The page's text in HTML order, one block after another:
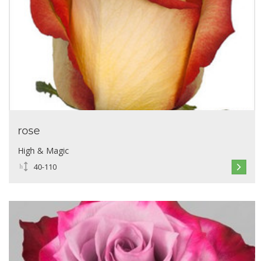
rose
High & Magic
40-110